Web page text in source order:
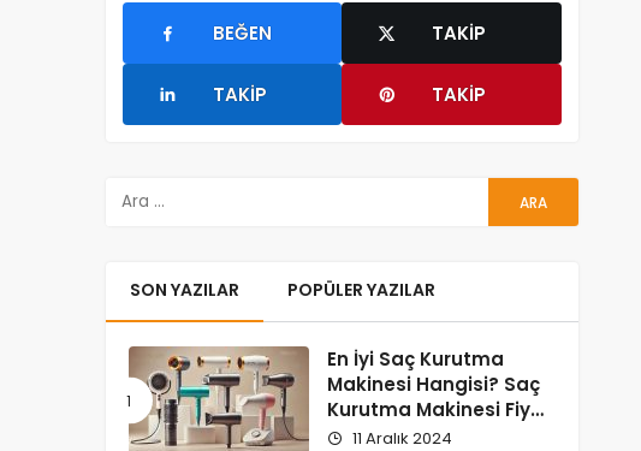
BEĞEN TAKIP
TAKIP TAKIP
SON YAZILAR POPÜLER YAZILAR
En İyi Saç Kurutma
Makinesi Hangisi? Saç
Kurutma Makinesi Fiyat
ve Performans
11 Aralık 2024